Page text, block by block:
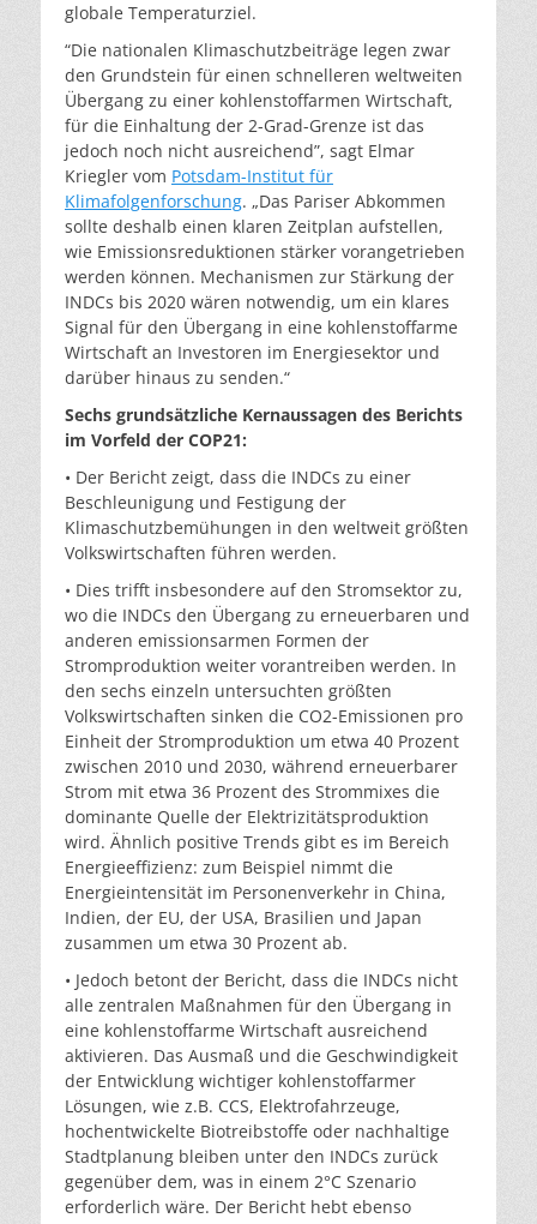
globale Temperaturziel.
“Die nationalen Klimaschutzbeiträge legen zwar
den Grundstein für einen schnelleren weltweiten
Übergang zu einer kohlenstoffarmen Wirtschaft,
für die Einhaltung der 2-Grad-Grenze ist das
jedoch noch nicht ausreichend”, sagt Elmar
Kriegler vom Potsdam-Institut für
Klimafolgenforschung. „Das Pariser Abkommen
sollte deshalb einen klaren Zeitplan aufstellen,
wie Emissionsreduktionen stärker vorangetrieben
werden können. Mechanismen zur Stärkung der
INDCs bis 2020 wären notwendig, um ein klares
Signal für den Übergang in eine kohlenstoffarme
Wirtschaft an Investoren im Energiesektor und
darüber hinaus zu senden.“
Sechs grundsätzliche Kernaussagen des Berichts
im Vorfeld der COP21:
• Der Bericht zeigt, dass die INDCs zu einer
Beschleunigung und Festigung der
Klimaschutzbemühungen in den weltweit größten
Volkswirtschaften führen werden.
• Dies trifft insbesondere auf den Stromsektor zu,
wo die INDCs den Übergang zu erneuerbaren und
anderen emissionsarmen Formen der
Stromproduktion weiter vorantreiben werden. In
den sechs einzeln untersuchten größten
Volkswirtschaften sinken die CO2-Emissionen pro
Einheit der Stromproduktion um etwa 40 Prozent
zwischen 2010 und 2030, während erneuerbarer
Strom mit etwa 36 Prozent des Strommixes die
dominante Quelle der Elektrizitätsproduktion
wird. Ähnlich positive Trends gibt es im Bereich
Energieeffizienz: zum Beispiel nimmt die
Energieintensität im Personenverkehr in China,
Indien, der EU, der USA, Brasilien und Japan
zusammen um etwa 30 Prozent ab.
• Jedoch betont der Bericht, dass die INDCs nicht
alle zentralen Maßnahmen für den Übergang in
eine kohlenstoffarme Wirtschaft ausreichend
aktivieren. Das Ausmaß und die Geschwindigkeit
der Entwicklung wichtiger kohlenstoffarmer
Lösungen, wie z.B. CCS, Elektrofahrzeuge,
hochentwickelte Biotreibstoffe oder nachhaltige
Stadtplanung bleiben unter den INDCs zurück
gegenüber dem, was in einem 2°C Szenario
erforderlich wäre. Der Bericht hebt ebenso